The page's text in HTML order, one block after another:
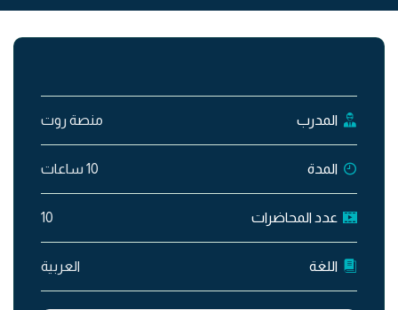
المدرب منصة روت
المدة 10 ساعات
عدد المحاضرات 10
اللغة العربية